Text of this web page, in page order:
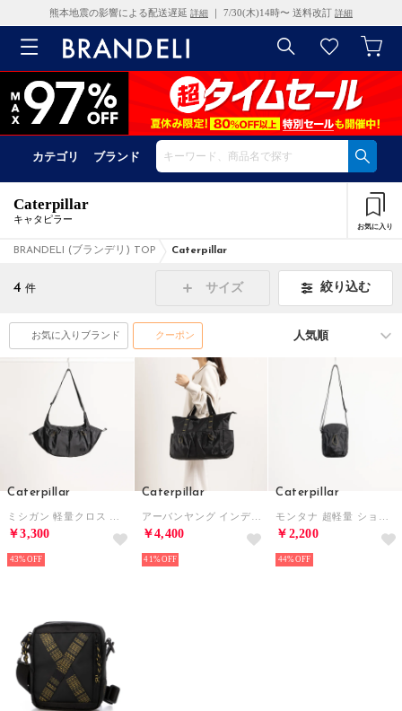
熊本地震の影響による配送遅延 詳細 ｜ 7/30(木)14時〜 送料改訂 詳細
カテゴリ ブランド
Caterpillar
キャタピラー
お気に入り
BRANDELI (ブランデリ) TOP Caterpillar
4 件 サイズ 絞り込む
お気に入りブランド クーポン
Caterpillar
￥3,300
43%
Caterpillar
￥4,400
41%
Caterpillar
￥2,200
44%